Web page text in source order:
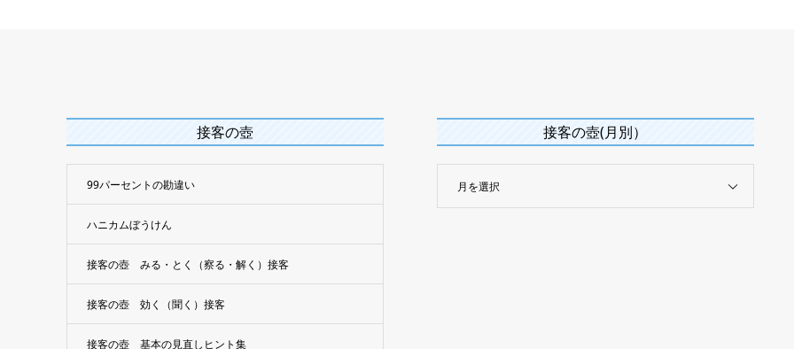
接客の壺
99パーセントの勘違い
ハニカムぼうけん
接客の壺 みる・とく（察る・解く）接客
接客の壺 効く（聞く）接客
接客の壺 基本の見直しヒント集
接客の壺(月別）
月を選択